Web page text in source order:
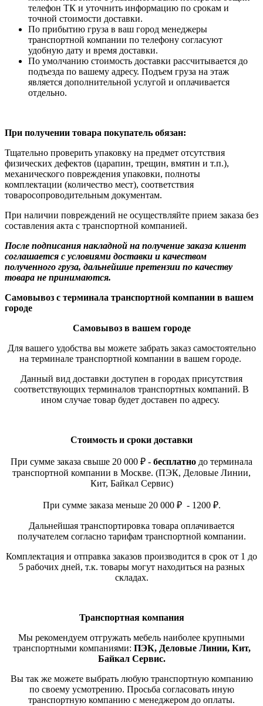
телефон ТК и уточнить информацию по срокам и
точной стоимости доставки.
По прибытию груза в ваш город менеджеры
транспортной компании по телефону согласуют
удобную дату и время доставки.
По умолчанию стоимость доставки рассчитывается до
подъезда по вашему адресу. Подъем груза на этаж
является дополнительной услугой и оплачивается
отдельно.
При получении товара покупатель обязан:
Тщательно проверить упаковку на предмет отсутствия
физических дефектов (царапин, трещин, вмятин и т.п.),
механического повреждения упаковки, полноты
комплектации (количество мест), соответствия
товаросопроводительным документам.
При наличии повреждений не осуществляйте прием заказа без
составления акта с транспортной компанией.
После подписания накладной на получение заказа клиент
соглашается с условиями доставки и качеством
полученного груза, дальнейшие претензии по качеству
товара не принимаются.
Самовывоз с терминала транспортной компании в вашем
городе
Самовывоз в вашем городе
Для вашего удобства вы можете забрать заказ самостоятельно
на терминале транспортной компании в вашем городе.
Данный вид доставки доступен в городах присутствия
соответствующих терминалов транспортных компаний. В
ином случае товар будет доставен по адресу.
Стоимость и сроки доставки
При сумме заказа свыше 20 000 ₽ - бесплатно до терминала
транспортной компании в Москве. (ПЭК, Деловые Линии,
Кит, Байкал Сервис)
При сумме заказа меньше 20 000 ₽ - 1200 ₽.
Дальнейшая транспортировка товара оплачивается
получателем согласно тарифам транспортной компании.
Комплектация и отправка заказов производится в срок от 1 до
5 рабочих дней, т.к. товары могут находиться на разных
складах.
Транспортная компания
Мы рекомендуем отгружать мебель наиболее крупными
транспортными компаниями: ПЭК, Деловые Линии, Кит,
Байкал Сервис.
Вы так же можете выбрать любую транспортную компанию
по своему усмотрению. Просьба согласовать иную
транспортную компанию с менеджером до оплаты.